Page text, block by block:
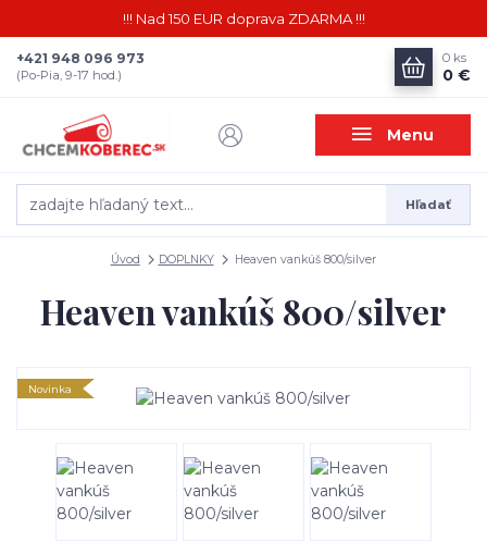
!!! Nad 150 EUR doprava ZDARMA !!!
Menu
Hľadať
+421 948 096 973
(Po-Pia, 9-17 hod.)
0 ks
0 €
Úvod DOPLNKY Heaven vankúš 800/silver
Heaven vankúš 800/silver
Novinka